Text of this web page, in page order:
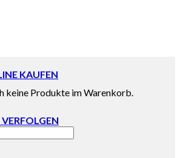
keine Produkte im Warenkorb.
KAUFEN